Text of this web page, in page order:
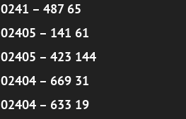
0241 – 487 65
02405 – 141 61
02405 – 423 144
02404 – 669 31
02404 – 633 19